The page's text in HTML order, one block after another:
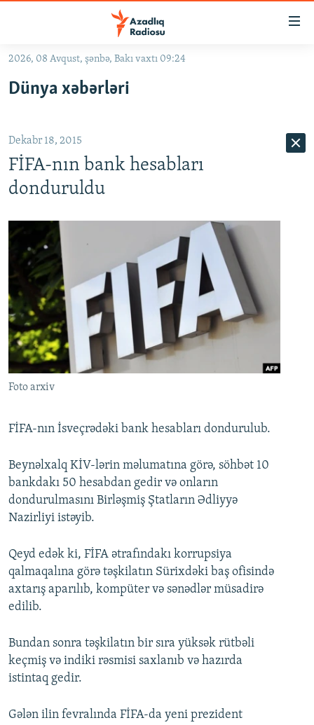
Əsas
qayıt
qayıt
Axtarışa
keç
#İZAHLA
ARAŞDIRMA
MULTIMEDIA
VIDEO
FOTOQALEREYA
İNFOQRAFIKA
KARIKATURA
RADIO ARXIV
OXU ZALI
AZƏRBAYCAN ƏDƏBIYYATI KITABXANASI
İSLAM VƏ DEMOKRATIYA
HAQQIMIZDA
MISSIYAMIZ
PEŞƏ ETIKASI VƏ JURNALISTIKA STANDARTLARIMIZ
BIZIMLƏ ƏLAQƏ
BIZI IZLƏ
2026, 08 Avqust, şənbə, Bakı vaxtı 09:24
Dünya xəbərləri
Dekabr 18, 2015
FİFA-nın bank hesabları
donduruldu
Foto arxiv
FİFA-nın İsveçrədəki bank hesabları dondurulub.
Beynəlxalq KİV-lərin məlumatına görə, söhbət 10
bankdakı 50 hesabdan gedir və onların
dondurulmasını Birləşmiş Ştatların Ədliyyə
Nazirliyi istəyib.
Qeyd edək ki, FİFA ətrafındakı korrupsiya
qalmaqalına görə təşkilatın Sürixdəki baş ofisində
axtarış aparılıb, kompüter və sənədlər müsadirə
edilib.
Bundan sonra təşkilatın bir sıra yüksək rütbəli
keçmiş və indiki rəsmisi saxlanıb və hazırda
istintaq gedir.
Gələn ilin fevralında FİFA-da yeni prezident